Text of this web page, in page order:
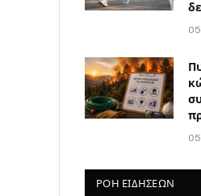
ΡΟΗ ΕΙΔΗΣΕΩΝ